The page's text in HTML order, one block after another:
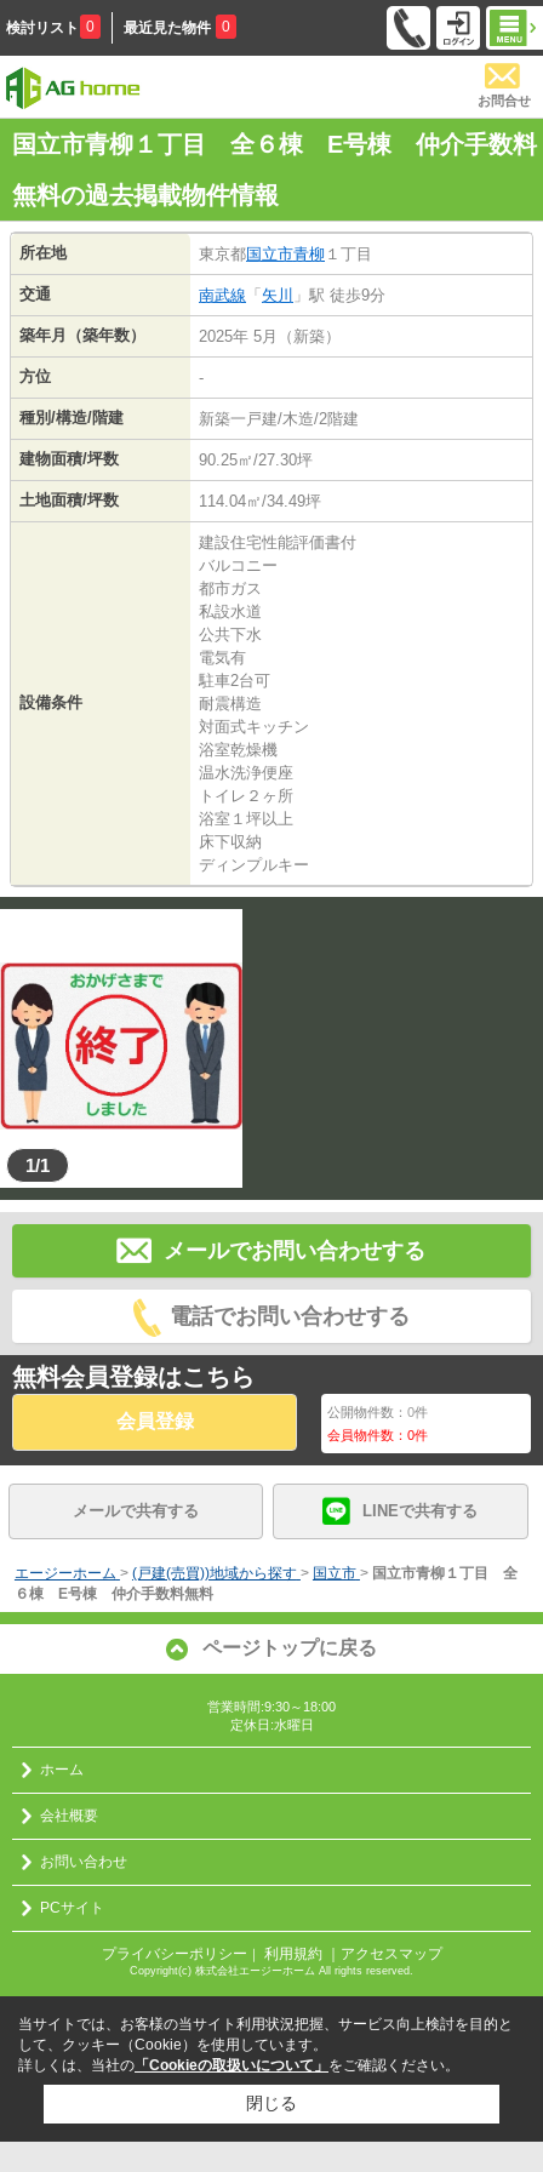
検討リスト 0 最近見た物件 0
お問合せ
国立市青柳１丁目 全６棟 E号棟 仲介手数料
無料の過去掲載物件情報
所在地 東京都国立市青柳 １丁目
交通 南武線 「 矢川 」駅 徒歩9分
築年月（築年数） 2025年 5月（新築）
方位 -
種別/構造/階建 新築一戸建/木造/2階建
建物面積/坪数 90.25㎡/27.30坪
土地面積/坪数 114.04㎡/34.49坪
設備条件
建設住宅性能評価書付
バルコニー
都市ガス
私設水道
公共下水
電気有
駐車2台可
耐震構造
対面式キッチン
浴室乾燥機
温水洗浄便座
トイレ２ヶ所
浴室１坪以上
床下収納
ディンプルキー
1/1
メールでお問い合わせする
電話でお問い合わせする
無料会員登録はこちら
会員登録 公開物件数：0件
会員物件数：0件
メールで共有する LINEで共有する
エージーホーム > (戸建(売買))地域から探す > 国立市 > 国立市青柳１丁目 全
６棟 E号棟 仲介手数料無料
ページトップに戻る
営業時間:9:30～18:00
定休日:水曜日
ホーム
会社概要
お問い合わせ
PCサイト
プライバシーポリシー ｜ 利用規約 ｜アクセスマップ
Copyright(c) 株式会社エージーホーム All rights reserved.
当サイトでは、お客様の当サイト利用状況把握、サービス向上検討を目的と
して、クッキー（Cookie）を使用しています。
詳しくは、当社の 「Cookieの取扱いについて」 をご確認ください。
閉じる